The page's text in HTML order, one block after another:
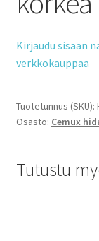
Kirjaudu sisään
verkkokauppaa
Tuotetunnus (SKU):
Osasto: Cemux
Tutustu